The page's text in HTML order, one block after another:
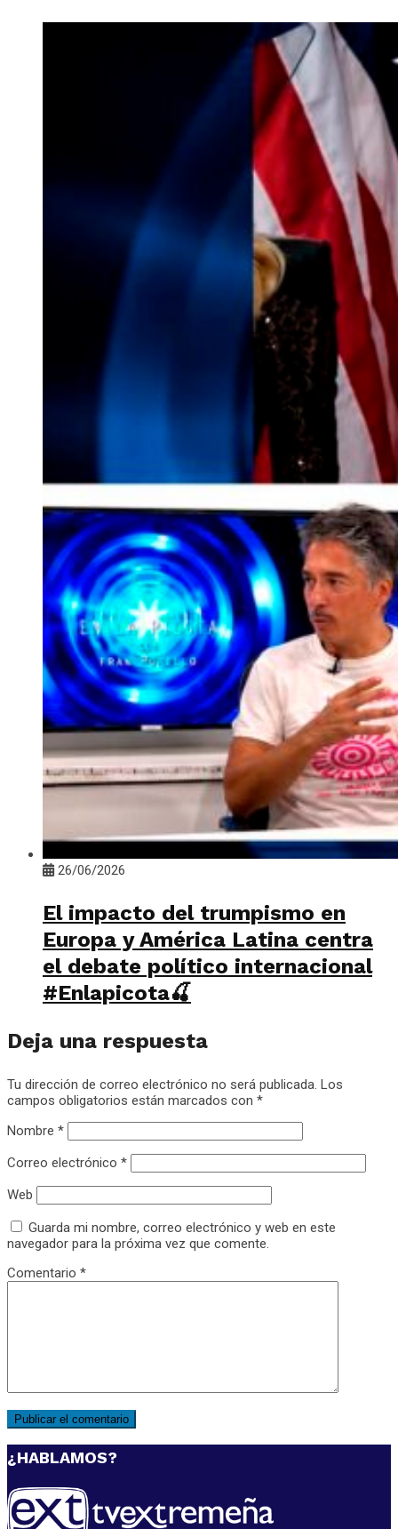
26/06/2026
El impacto del trumpismo en
Europa y América Latina centra
el debate político internacional
#Enlapicota🍒
Deja una respuesta
Tu dirección de correo electrónico no será publicada. Los
campos obligatorios están marcados con *
Nombre *
Correo electrónico *
Web
Guarda mi nombre, correo electrónico y web en este
navegador para la próxima vez que comente.
Comentario *
¿HABLAMOS?